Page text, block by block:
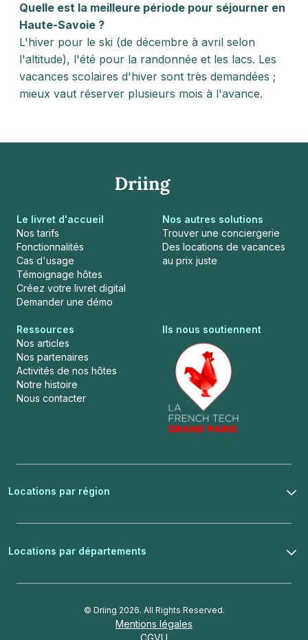
Quelle est la meilleure période pour séjourner en
Haute-Savoie ?
L'hiver pour le ski (de décembre à avril selon
l'altitude), l'été pour la randonnée et les lacs. Les
vacances scolaires d'hiver sont très demandées ;
mieux vaut réserver plusieurs mois à l'avance.
Le livret d'accueil
Nos tarifs
Fonctionnalités
Cas d'usage
Témoignage hôtes
Créez votre livret digital
Demander une démo
Nos autres solutions
Trouver une conciergerie
Des locations de vacances
au prix juste
Ressources
Nos articles
Nos partenaires
Activités de nos hôtes
Notre histoire
Nous contacter
Ils nous soutiennent
Locations par région
Locations par départements
© Driing 2026. All Rights Reserved.
Mentions légales
CGVU